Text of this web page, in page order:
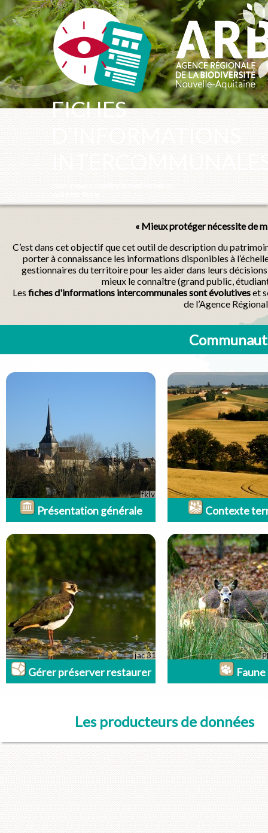
FICHES
« Mieux protéger nécessite de
C’est dans cet objectif que cet outil de description du
porter à connaissance les informations disponibles à
gestionnaires du territoire pour les aider dans leurs
mieux le connaître (grand public,
Les fiches d'informations intercommunales sont évolutiveset
de l’Agence
Présentation générale Contexte
Gérer préserver restaurer Faune
Les producteurs de données
Panneau de gestion des cookies